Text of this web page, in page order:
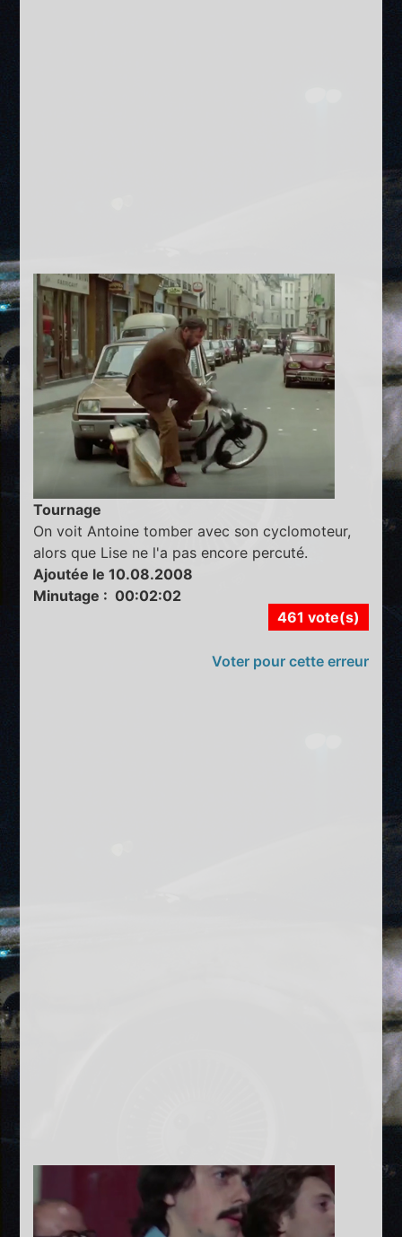
Tournage
On voit Antoine tomber avec son cyclomoteur,
alors que Lise ne l'a pas encore percuté.
Ajoutée le 10.08.2008
Minutage : 00:02:02
461 vote(s)
Voter pour cette erreur